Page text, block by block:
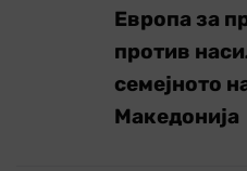
Европа за
против
семејното
Македонија